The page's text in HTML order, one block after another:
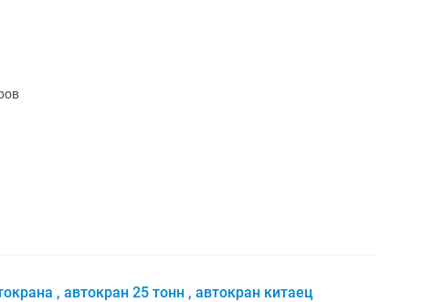
, автокран 25 тонн , автокран китаец